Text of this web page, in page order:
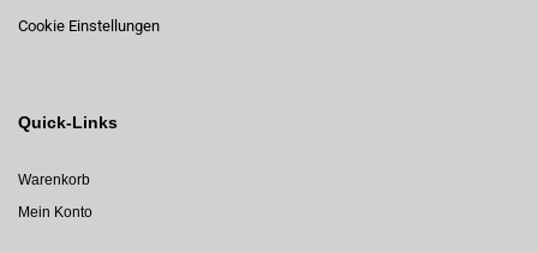
Cookie Einstellungen
Quick-Links
Warenkorb
Mein Konto